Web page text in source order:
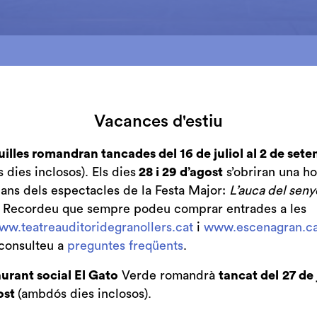
temporada 2017-2018 arrenca amb una cartellera
sorpreses als escenaris del Teatre Auditori de
Sant Francesc, Roca Umbert Fàbrica de les
de tots els gèneres –teatre, dansa, circ, musica
i propostes pensades per obrir els espais a
mai.
10 a 13 h i de 17 a 19.30 h, començarà la venda
de Granollers i el 13 de desembre, de 10 a 13
l’horari de venda d’entrades i abonaments
17 a 19.30 h. Divendres 5 de gener, les taquilles
Vacances d'estiu
romandran tancades del 16 de juliol al 2 de
dies inclosos). Els dies 28 i 29 d’agost s’obriran una
dels espectacles de la Festa Major: L’auca del
Recordeu que sempre podeu comprar entrades a les
i
a preguntes freqüents.
social El Gato Verde romandrà tancat del 27 de
(ambdós dies inclosos).